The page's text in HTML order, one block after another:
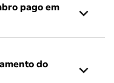
pago em
do